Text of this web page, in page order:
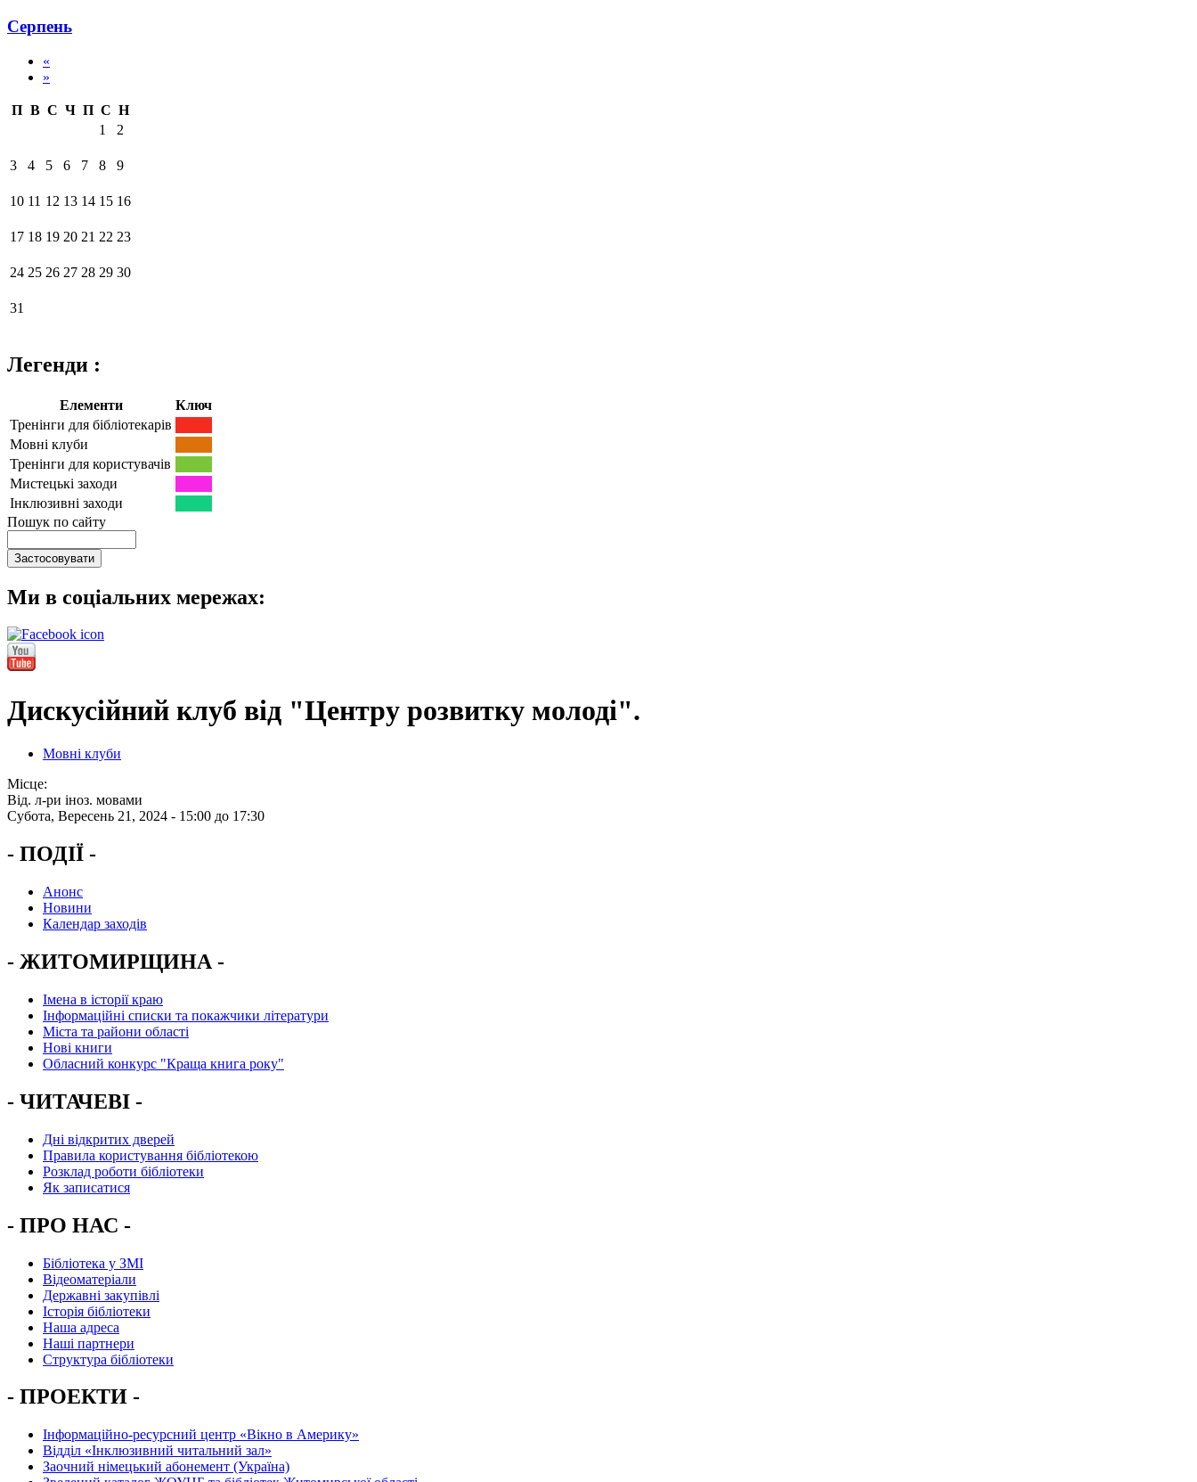
Серпень
«
»
П В С Ч П С Н
1
2
3 4 5 6 7 8 9
10 11 12 13 14 15 16
17 18 19 20 21 22 23
24 25 26 27 28 29 30
31
Легенди :
Елементи
Ключ
Тренінги для бібліотекарів
Мовні клуби
Тренінги для користувачів
Мистецькі заходи
Інклюзивні заходи
Пошук по сайту
Ми в соціальних мережах:
Дискусійний клуб від "Центру розвитку молоді".
Мовні клуби
Місце:
Від. л-ри іноз. мовами
Субота, Вересень 21, 2024 - 15:00 до 17:30
- ПОДІЇ -
Анонс
Новини
Календар заходів
- ЖИТОМИРЩИНА -
Імена в історії краю
Інформаційні списки та покажчики літератури
Міста та райони області
Нові книги
Обласний конкурс "Краща книга року"
- ЧИТАЧЕВІ -
Дні відкритих дверей
Правила користування бібліотекою
Розклад роботи бібліотеки
Як записатися
- ПРО НАС -
Бібліотека у ЗМІ
Відеоматеріали
Державні закупівлі
Історія бібліотеки
Наша адреса
Наші партнери
Структура бібліотеки
- ПРОЕКТИ -
Інформаційно-ресурсний центр «Вікно в Америку»
Вiддiл «Інклюзивний читальний зал»
Заочний німецький абонемент (Україна)